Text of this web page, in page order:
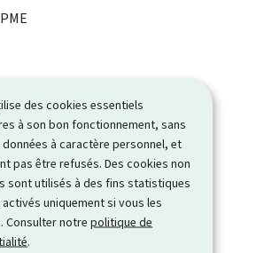
des cookies essentiels
à son bon fonctionnement, sans
données à caractère personnel, et
pas être refusés. Des cookies non
sont utilisés à des fins statistiques
uniquement si vous les
Consulter notrepolitique de
.
contact/
vous